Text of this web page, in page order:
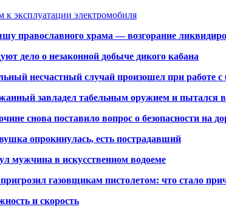
к эксплуатации электромобиля
православного храма — возгорание
дело о незаконной добыче дикого кабана
несчастный случай произошел при работе с
завладел табельным оружием и пытался
снова поставило вопрос о безопасности на
опрокинулась, есть пострадавший
мужчина в искусственном водоеме
газовщикам пистолетом: что стало
и скорость